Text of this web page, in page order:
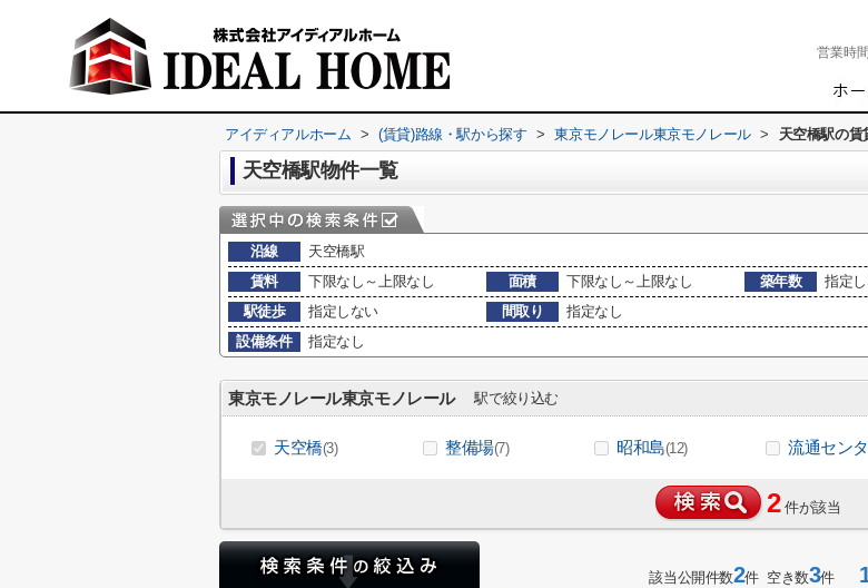
営業時
アイディアルホーム > (賃貸)路線・駅から探す > 東京モノレール東京モノレール > 天空橋駅の賃
天空橋駅物件一覧
沿線
天空橋駅
賃料
下限なし～上限なし 面積 下限なし～上限なし 築年数
指定
駅徒歩
指定しない 間取り
指定なし
設備条件
指定なし
東京モノレール東京モノレール 駅で絞り込む
天空橋(3) 整備場(7) 昭和島(12) 流通セン
2 件が該当
該当公開件数2件 空き数3件